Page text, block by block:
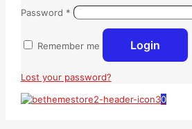
Password *
Remember me Login
Lost your password?
0